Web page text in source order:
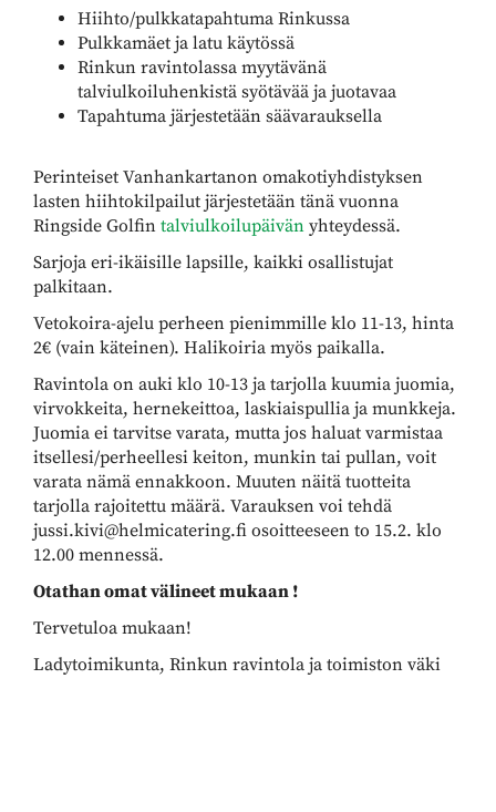
Hiihto/pulkkatapahtuma Rinkussa
Pulkkamäet ja latu käytössä
Rinkun ravintolassa myytävänä
talviulkoiluhenkistä syötävää ja juotavaa
Tapahtuma järjestetään säävarauksella
Perinteiset Vanhankartanon omakotiyhdistyksen
lasten hiihtokilpailut järjestetään tänä vuonna
Ringside Golfin talviulkoilupäivän yhteydessä.
Sarjoja eri-ikäisille lapsille, kaikki osallistujat
palkitaan.
Vetokoira-ajelu perheen pienimmille klo 11-13, hinta
2€ (vain käteinen). Halikoiria myös paikalla.
Ravintola on auki klo 10-13 ja tarjolla kuumia juomia,
virvokkeita, hernekeittoa, laskiaispullia ja munkkeja.
Juomia ei tarvitse varata, mutta jos haluat varmistaa
itsellesi/perheellesi keiton, munkin tai pullan, voit
varata nämä ennakkoon. Muuten näitä tuotteita
tarjolla rajoitettu määrä. Varauksen voi tehdä
jussi.kivi@helmicatering.fi osoitteeseen to 15.2. klo
12.00 mennessä.
Otathanomatvälineetmukaan !
Tervetuloa mukaan!
Ladytoimikunta, Rinkun ravintola ja toimiston väki